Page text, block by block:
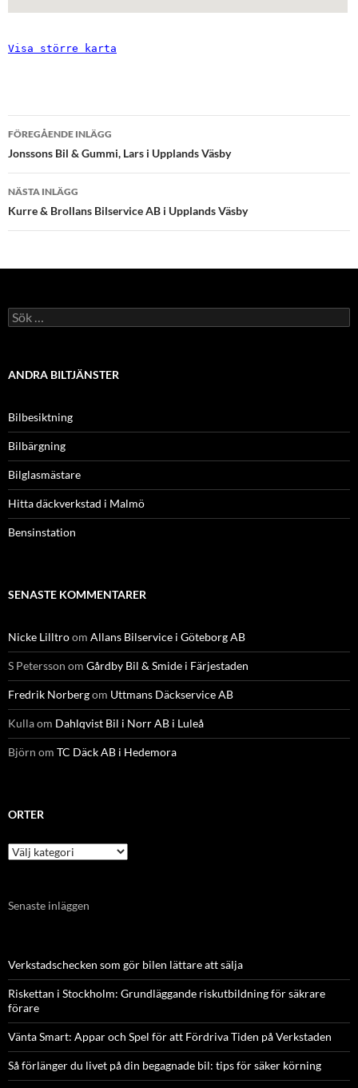
Visa större karta
Inläggsnavigering
FÖREGÅENDE INLÄGG
Jonssons Bil & Gummi, Lars i Upplands Väsby
NÄSTA INLÄGG
Kurre & Brollans Bilservice AB i Upplands Väsby
Sök
efter:
ANDRA BILTJÄNSTER
Bilbesiktning
Bilbärgning
Bilglasmästare
Hitta däckverkstad i Malmö
Bensinstation
SENASTE KOMMENTARER
Nicke Lilltroom Allans Bilservice i Göteborg AB
S Petersson om Gårdby Bil & Smide i Färjestaden
Fredrik Norbergom Uttmans Däckservice AB
Kullaom Dahlqvist Bil i Norr AB i Luleå
Björn om TC Däck AB i Hedemora
ORTER
Orter
Senaste inläggen
Verkstadschecken som gör bilen lättare att sälja
Riskettan i Stockholm: Grundläggande riskutbildning för säkrare
förare
Vänta Smart: Appar och Spel för att Fördriva Tiden på Verkstaden
Så förlänger du livet på din begagnade bil: tips för säker körning